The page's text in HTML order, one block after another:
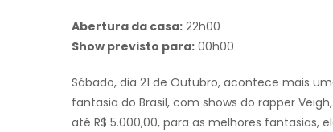
Abertura da casa: 22h00
Show previsto para: 00h00
Sábado, dia 21 de Outubro, acontece mais
fantasia do Brasil, com shows do rapper
até R$ 5.000,00, para as melhores fantasias,